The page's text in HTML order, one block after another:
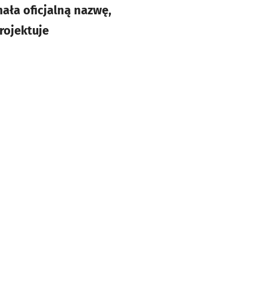
oficjalną nazwę,